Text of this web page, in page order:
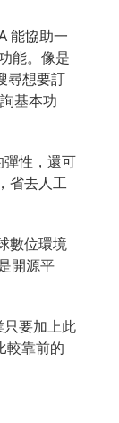
能協助一
能。像是
尋想要訂
基本功
彈性，還可
省去人工
數位環境
開源平
要加上此
較靠前的